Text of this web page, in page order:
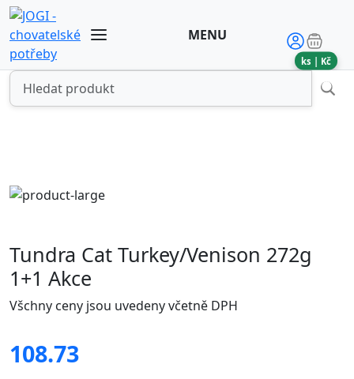
MENU
ks | Kč
Tundra Cat Turkey/Venison 272g
1+1 Akce
Všchny ceny jsou uvedeny včetně DPH
108.73